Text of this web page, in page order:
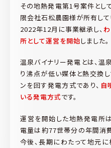
その地熱発電第1号案件とし
限会社石松農園様が所有して
2022年12月に事業継承し、
所として運営を開始しました。
温泉バイナリー発電とは、温
り沸点が低い媒体と熱交換
ンを回す発電方式であり、 自
いる発電方式です。
運営を開始した地熱発電所
電量は約77世帯分の年間消
今後、長期にわたって地元